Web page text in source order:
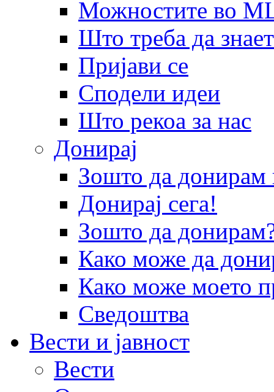
Можностите во
Што треба да
Пријави се
Сподели идеи
Што рекоа за нас
Донирај
Зошто да
Донирај сега!
Зошто да
Како може да
Како може моето
Сведоштва
Вести и јавност
Вести